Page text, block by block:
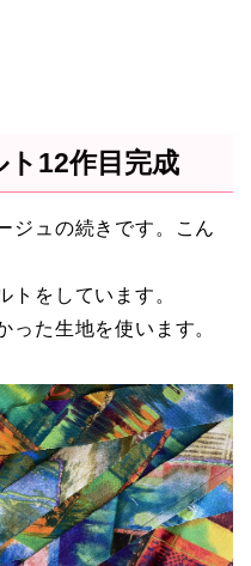
12作目完成
ジュの続きです。こん
トをしています。
った生地を使います。